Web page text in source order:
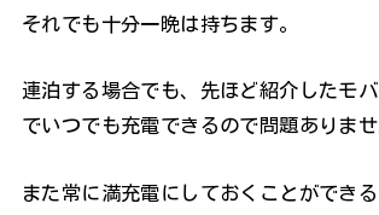
それでも十分一晩は持ちます。
連泊する場合でも、先ほど紹介したモ
でいつでも充電できるので問題ありませ
また常に満充電にしておくことができ